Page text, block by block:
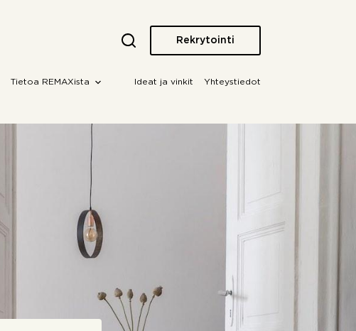
Rekrytointi
Tietoa REMAXista Ideat ja vinkit Yhteystiedot